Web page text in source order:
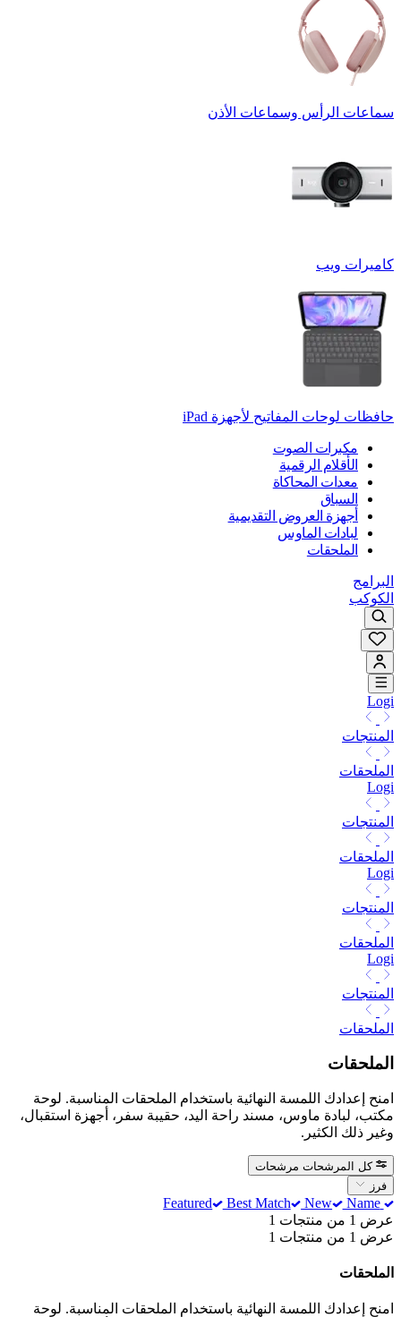
سماعات الرأس وسماعات الأذن
كاميرات ويب
حافظات لوحات المفاتيح لأجهزة ‏iPad
مكبرات الصوت
الأقلام الرقمية
معدات المحاكاة
السباق
أجهزة العروض التقديمية
لبادات الماوس
الملحقات
البرامج
الكوكب
Logi
المنتجات
الملحقات
Logi
المنتجات
الملحقات
Logi
المنتجات
الملحقات
Logi
المنتجات
الملحقات
الملحقات
امنح إعدادك اللمسة النهائية باستخدام الملحقات المناسبة. لوحة
مكتب، لبادة ماوس، مسند راحة اليد، حقيبة سفر، أجهزة استقبال،
وغير ذلك الكثير.
كل المرشحات مرشحات
فرز
Featured
Best Match New
Name
عرض 1 من منتجات 1
عرض 1 من منتجات 1
الملحقات
امنح إعدادك اللمسة النهائية باستخدام الملحقات المناسبة. لوحة